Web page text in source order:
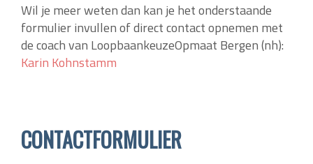
Wil je meer weten dan kan je het onderstaande
formulier invullen of direct contact opnemen met
de coach van LoopbaankeuzeOpmaat Bergen (nh):
Karin Kohnstamm
CONTACTFORMULIER